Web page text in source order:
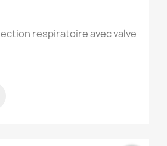
respiratoire avec valve